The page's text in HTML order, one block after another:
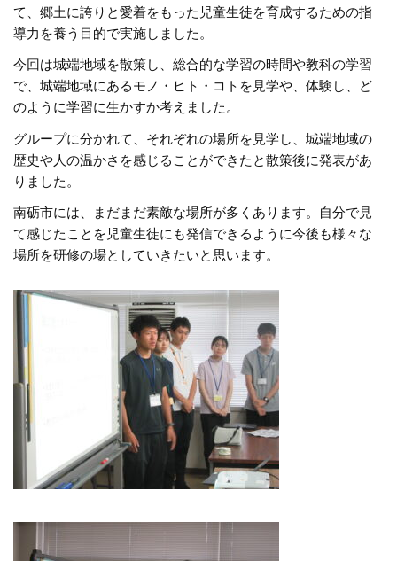
て、郷土に誇りと愛着をもった児童生徒を育成するための指
導力を養う目的で実施しました。
今回は城端地域を散策し、総合的な学習の時間や教科の学習
で、城端地域にあるモノ・ヒト・コトを見学や、体験し、ど
のように学習に生かすか考えました。
グループに分かれて、それぞれの場所を見学し、城端地域の
歴史や人の温かさを感じることができたと散策後に発表があ
りました。
南砺市には、まだまだ素敵な場所が多くあります。自分で見
て感じたことを児童生徒にも発信できるように今後も様々な
場所を研修の場としていきたいと思います。